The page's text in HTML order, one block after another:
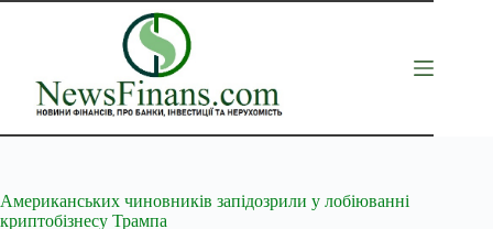
Перейти
Американських чиновників запідозрили у лобіюванні
криптобізнесу Трампа